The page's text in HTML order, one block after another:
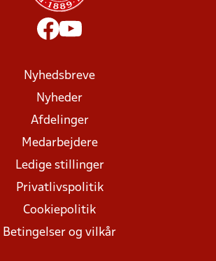
Nyhedsbreve
Nyheder
Afdelinger
Medarbejdere
Ledige stillinger
Privatlivspolitik
Cookiepolitik
Betingelser og vilkår